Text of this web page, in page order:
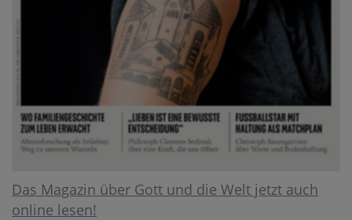
Das Magazin über Gott und die Welt jetzt auch
online lesen!